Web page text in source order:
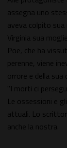
assegna uno
aveva colpito sua
Virginia sua
Poe, che ha
perenne, viene
orrore e della sua
"I morti ci
Le ossessioni e
attuali. Lo
anche la nostra.